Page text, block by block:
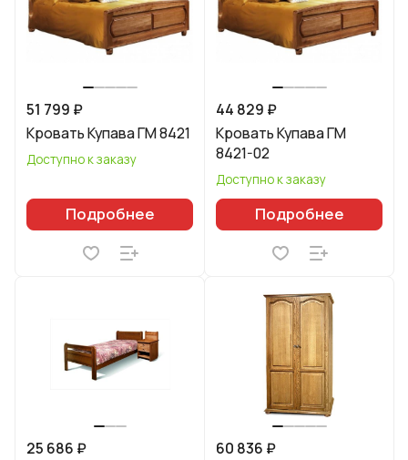
51 799 ₽
Кровать Купава ГМ 8421
Доступно к заказу
Подробнее
44 829 ₽
Кровать Купава ГМ
8421-02
Доступно к заказу
Подробнее
25 686 ₽
60 836 ₽